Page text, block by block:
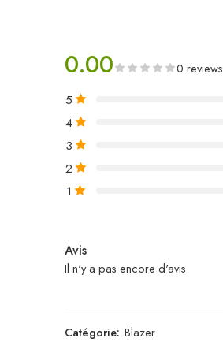
0.00 0 reviews
5
4
3
2
1
Avis
Il n'y a pas encore d'avis.
Catégorie: Blazer